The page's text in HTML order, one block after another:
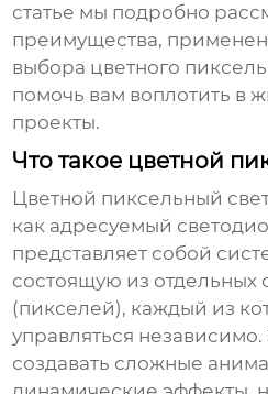
статье мы подробно
преимущества,
выбора цветного
помочь вам воплотить в
проекты.
Что такое цветной
Цветной пиксельный
как адресуемый
представляет собой
состоящую из отдельных
(пикселей), каждый из
управляться независимо.
создавать сложные